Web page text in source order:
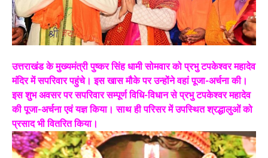
उत्तराखंड के मुख्यमंत्री पुष्कर सिंह धामी सोमवार को प्रभु टपकेश्वर महादेव
मंदिर में सपरिवार पहुंचे। इस खास मौके पर उन्होंने वहां पूजा-अर्चना की।
इस शुभ अवसर पर सपरिवार सम्पूर्ण विधि-विधान से प्रभु टपकेश्वर महादेव
की पूजा-अर्चना एवं यज्ञ किया। साथ ही परिसर में उपस्थित श्रद्धालुओं को
प्रसाद भी वितरित किया।